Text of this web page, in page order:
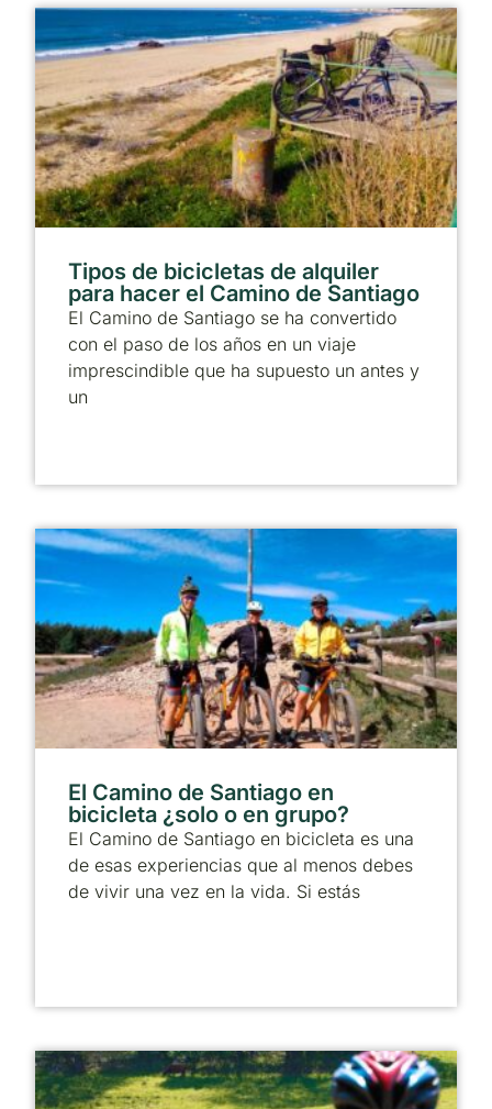
Tipos de bicicletas de alquiler
para hacer el Camino de Santiago
El Camino de Santiago se ha convertido
con el paso de los años en un viaje
imprescindible que ha supuesto un antes y
un
El Camino de Santiago en
bicicleta ¿solo o en grupo?
El Camino de Santiago en bicicleta es una
de esas experiencias que al menos debes
de vivir una vez en la vida. Si estás